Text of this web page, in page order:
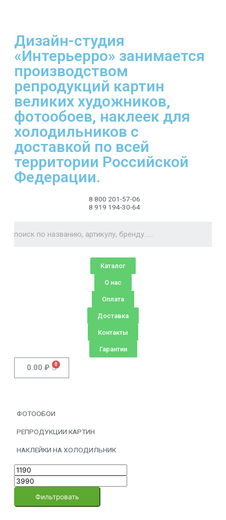
Дизайн-студия
«Интерьерро» занимается
производством
репродукций картин
великих художников,
фотообоев, наклеек для
холодильников с
доставкой по всей
территории Российской
Федерации.
8 800 201-57-06
8 919 194-30-64
Каталог
О нас
Оплата
Доставка
Контакты
Гарантии
0.00 ₽
ФОТООБОИ
РЕПРОДУКЦИИ КАРТИН
НАКЛЕЙКИ НА ХОЛОДИЛЬНИК
Фильтровать